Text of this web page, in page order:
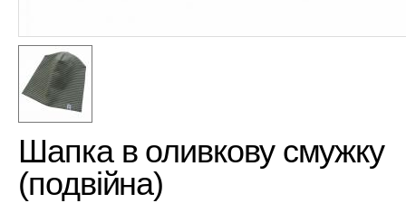
Шапка в оливкову смужку
(подвійна)